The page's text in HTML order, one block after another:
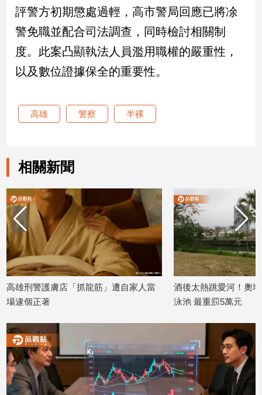
觀
南
台
灣
樂
星
聞
行/
時
尚
追
星
生
活
建
評警方初期懲處過輕，高市警局回應已將凃
警免職並配合司法調查，同時檢討相關制
度。此案凸顯執法人員濫用職權的嚴重性，
以及數位證據保全的重要性。
高雄 警察 半裸
相關新聞
高雄刑警護膚店「抓龍筋」遭自家人當
場逮個正著
酒後太熱跳愛河！奧
泳池 最重罰5萬元